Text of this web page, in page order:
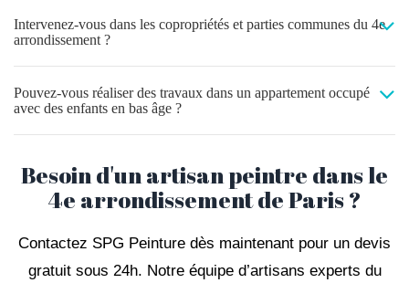
Intervenez-vous dans les copropriétés et parties communes du 4e
arrondissement ?
Pouvez-vous réaliser des travaux dans un appartement occupé
avec des enfants en bas âge ?
Besoin d'un artisan peintre dans le
4e arrondissement de Paris ?
Contactez SPG Peinture dès maintenant pour un devis
gratuit sous 24h. Notre équipe d’artisans experts du